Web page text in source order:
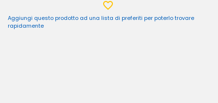
Aggiungi questo prodotto ad una lista di preferiti per poterlo trovare
rapidamente